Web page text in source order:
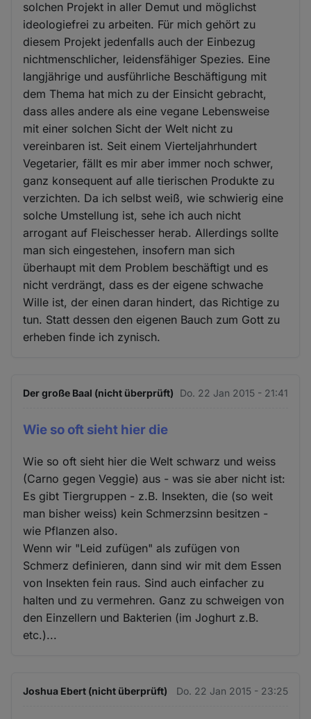
solchen Projekt in aller Demut und möglichst
ideologiefrei zu arbeiten. Für mich gehört zu
diesem Projekt jedenfalls auch der Einbezug
nichtmenschlicher, leidensfähiger Spezies. Eine
langjährige und ausführliche Beschäftigung mit
dem Thema hat mich zu der Einsicht gebracht,
dass alles andere als eine vegane Lebensweise
mit einer solchen Sicht der Welt nicht zu
vereinbaren ist. Seit einem Vierteljahrhundert
Vegetarier, fällt es mir aber immer noch schwer,
ganz konsequent auf alle tierischen Produkte zu
verzichten. Da ich selbst weiß, wie schwierig eine
solche Umstellung ist, sehe ich auch nicht
arrogant auf Fleischesser herab. Allerdings sollte
man sich eingestehen, insofern man sich
überhaupt mit dem Problem beschäftigt und es
nicht verdrängt, dass es der eigene schwache
Wille ist, der einen daran hindert, das Richtige zu
tun. Statt dessen den eigenen Bauch zum Gott zu
erheben finde ich zynisch.
Der große Baal (nicht überprüft) Do. 22 Jan 2015 - 21:41
Wie so oft sieht hier die
Wie so oft sieht hier die Welt schwarz und weiss
(Carno gegen Veggie) aus - was sie aber nicht ist:
Es gibt Tiergruppen - z.B. Insekten, die (so weit
man bisher weiss) kein Schmerzsinn besitzen -
wie Pflanzen also.
Wenn wir "Leid zufügen" als zufügen von
Schmerz definieren, dann sind wir mit dem Essen
von Insekten fein raus. Sind auch einfacher zu
halten und zu vermehren. Ganz zu schweigen von
den Einzellern und Bakterien (im Joghurt z.B.
etc.)...
Joshua Ebert (nicht überprüft) Do. 22 Jan 2015 - 23:25